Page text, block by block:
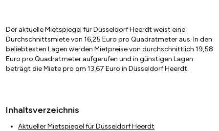
Der aktuelle Mietspiegel für Düsseldorf Heerdt weist eine
Durchschnittsmiete von 16,25 Euro pro Quadratmeter aus. In den
beliebtesten Lagen werden Mietpreise von durchschnittlich 19,58
Euro pro Quadratmeter aufgerufen und in günstigen Lagen
beträgt die Miete pro qm 13,67 Euro in Düsseldorf Heerdt.
Inhaltsverzeichnis
Aktueller Mietspiegel für Düsseldorf Heerdt